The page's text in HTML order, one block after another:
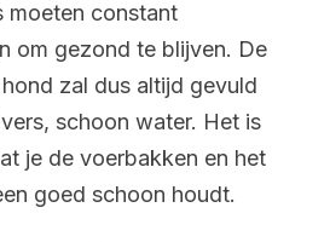
moeten constant
om gezond te blijven. De
zal dus altijd gevuld
schoon water. Het is
je de voerbakken en het
goed schoon houdt.